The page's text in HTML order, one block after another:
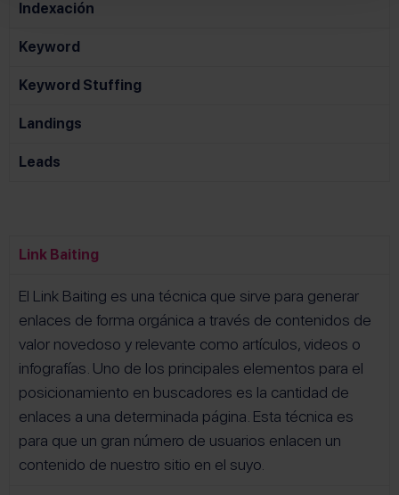
Indexación
Keyword
Keyword Stuffing
Landings
Leads
Link Baiting
El Link Baiting es una técnica que sirve para generar
enlaces de forma orgánica a través de contenidos de
valor novedoso y relevante como artículos, videos o
infografías. Uno de los principales elementos para el
posicionamiento en buscadores es la cantidad de
enlaces a una determinada página. Esta técnica es
para que un gran número de usuarios enlacen un
contenido de nuestro sitio en el suyo.